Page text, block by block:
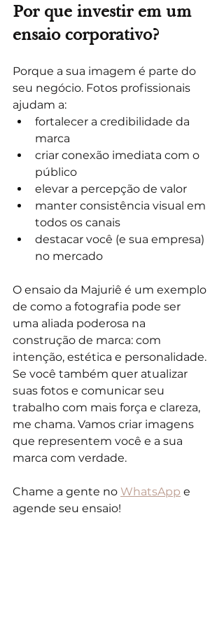
Por que investir em um
ensaio corporativo?
Porque a sua imagem é parte do
seu negócio. Fotos profissionais
ajudam a:
fortalecer a credibilidade da
marca
criar conexão imediata com o
público
elevar a percepção de valor
manter consistência visual em
todos os canais
destacar você (e sua empresa)
no mercado
O ensaio da Majuriê é um exemplo
de como a fotografia pode ser
uma aliada poderosa na
construção de marca: com
intenção, estética e personalidade.
Se você também quer atualizar
suas fotos e comunicar seu
trabalho com mais força e clareza,
me chama. Vamos criar imagens
que representem você e a sua
marca com verdade.
Chame a gente no WhatsApp e
agende seu ensaio!